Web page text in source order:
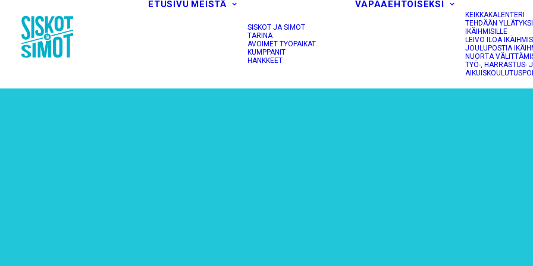
ETUSIVU MEISTÄ
SISKOT JA SIMOT
TARINA
AVOIMET TYÖPAIKAT
KUMPPANIT
HANKKEET
VAPAAEHTOISEKSI
KEIKKAKALENTERI
TEHDÄÄN
IKÄIHMISILLE
LEIVO ILOA
JOULUPOSTIA
NUORTA
TYÖ-, HARRASTUS-